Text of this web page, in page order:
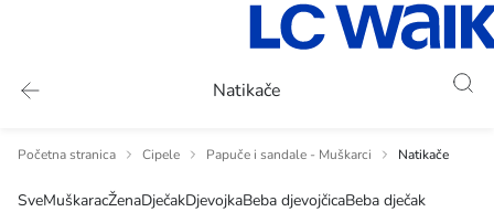
Natikače
Početna stranica Cipele Papuče i sandale - Muškarci Natikače
SveMuškaracŽenaDječakDjevojkaBeba djevojčicaBeba dječak